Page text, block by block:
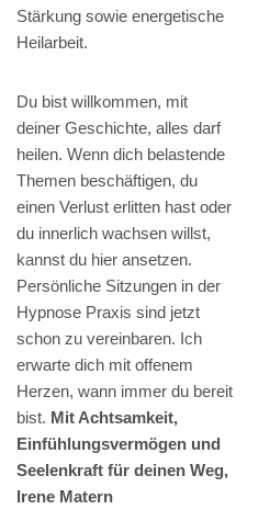
Stärkung sowie energetische
Heilarbeit.
Du bist willkommen, mit
deiner Geschichte, alles darf
heilen. Wenn dich belastende
Themen beschäftigen, du
einen Verlust erlitten hast oder
du innerlich wachsen willst,
kannst du hier ansetzen.
Persönliche Sitzungen in der
Hypnose Praxis sind jetzt
schon zu vereinbaren. Ich
erwarte dich mit offenem
Herzen, wann immer du bereit
bist. Mit Achtsamkeit,
Einfühlungsvermögen und
Seelenkraft für deinen Weg,
Irene Matern